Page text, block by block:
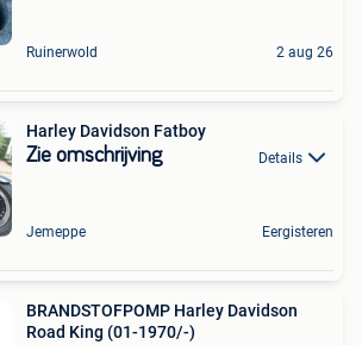
Ruinerwold 2 aug 26
Harley Davidson Fatboy
Zie omschrijving Details
Jemeppe Eergisteren
BRANDSTOFPOMP Harley Davidson
Road King (01-1970/-)